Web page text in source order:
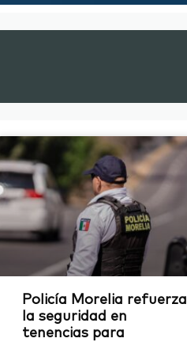
Policía Morelia refuerza
la seguridad en
tenencias para